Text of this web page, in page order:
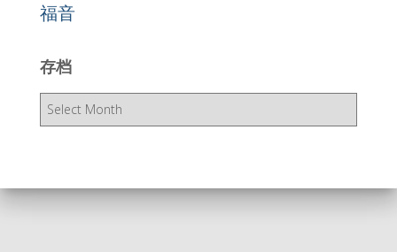
福音
存档
存